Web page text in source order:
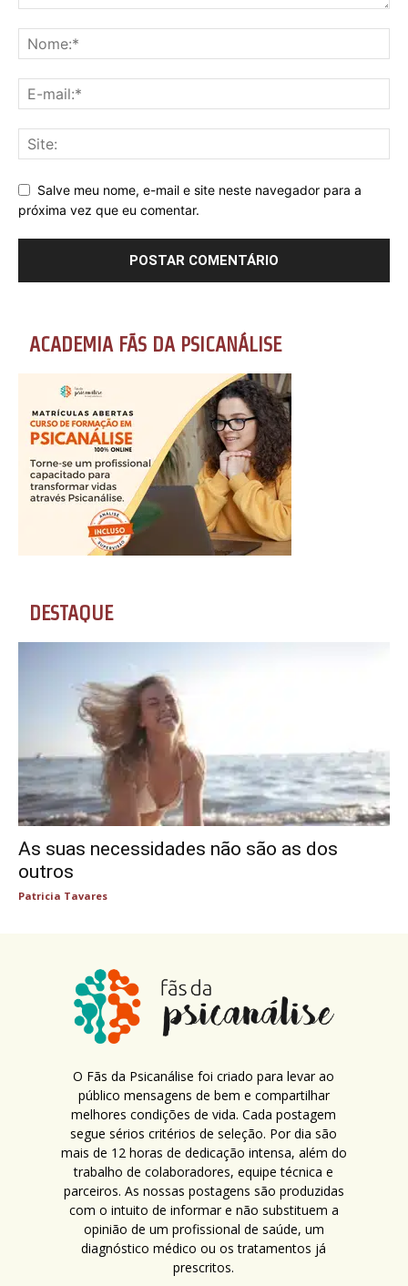
Salve meu nome, e-mail e site neste navegador para a
próxima vez que eu comentar.
ACADEMIA FÃS DA PSICANÁLISE
DESTAQUE
As suas necessidades não são as dos
outros
Patricia Tavares
O Fãs da Psicanálise foi criado para levar ao
público mensagens de bem e compartilhar
melhores condições de vida. Cada postagem
segue sérios critérios de seleção. Por dia são
mais de 12 horas de dedicação intensa, além do
trabalho de colaboradores, equipe técnica e
parceiros. As nossas postagens são produzidas
com o intuito de informar e não substituem a
opinião de um profissional de saúde, um
diagnóstico médico ou os tratamentos já
prescritos.